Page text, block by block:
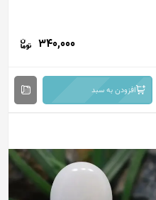
340,000
افزودن به سبد